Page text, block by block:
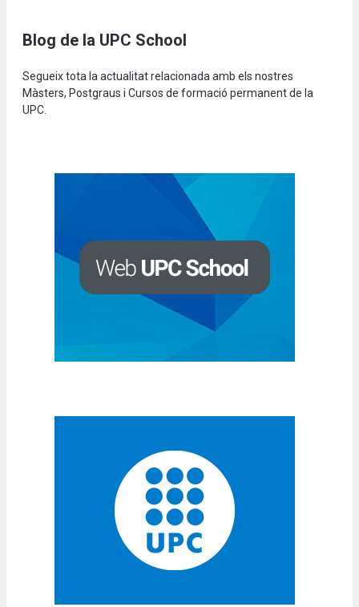
Blog de la UPC School
Segueix tota la actualitat relacionada amb els nostres
Màsters, Postgraus i Cursos de formació permanent de la
UPC.